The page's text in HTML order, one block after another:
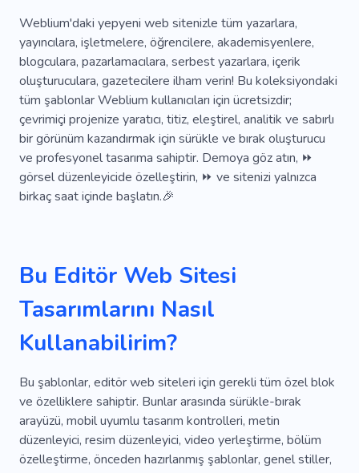
Durum
Kitaplar Broşür
Kanal
Müşteri
Uzmanlık Hurda
Kayıt
Masa
Temizlik Ayar
Katalog
Uzman
Terfi Sonuç Finans
Yatırım
Vergi
Satın Almak Figma
Ödemek
Teçhizat
Yakut Tetiklemek
Dava
Metin Yazarlığı
Blog
Bilgilendirici
Içerik
Pazarlama Ajans
Istatistikler
Deneyim
Rapor
Ekonomi Danışmanlık
Para
Satış
Raporlama
Beklenti
Yarı Zamanlı
Profesyonel Hizmetler
Weblium'daki yepyeni web sitenizle tüm yazarlara,
yayıncılara, işletmelere, öğrencilere, akademisyenlere,
blogculara, pazarlamacılara, serbest yazarlara, içerik
oluşturuculara, gazetecilere ilham verin! Bu koleksiyondaki
tüm şablonlar Weblium kullanıcıları için ücretsizdir;
çevrimiçi projenize yaratıcı, titiz, eleştirel, analitik ve sabırlı
bir görünüm kazandırmak için sürükle ve bırak oluşturucu
ve profesyonel tasarıma sahiptir. Demoya göz atın, ⏩
görsel düzenleyicide özelleştirin, ⏩ ve sitenizi yalnızca
birkaç saat içinde başlatın.🎉
Bu Editör Web Sitesi
Tasarımlarını Nasıl
Kullanabilirim?
Bu şablonlar, editör web siteleri için gerekli tüm özel blok
ve özelliklere sahiptir. Bunlar arasında sürükle-bırak
arayüzü, mobil uyumlu tasarım kontrolleri, metin
düzenleyici, resim düzenleyici, video yerleştirme, bölüm
özelleştirme, önceden hazırlanmış şablonlar, genel stiller,